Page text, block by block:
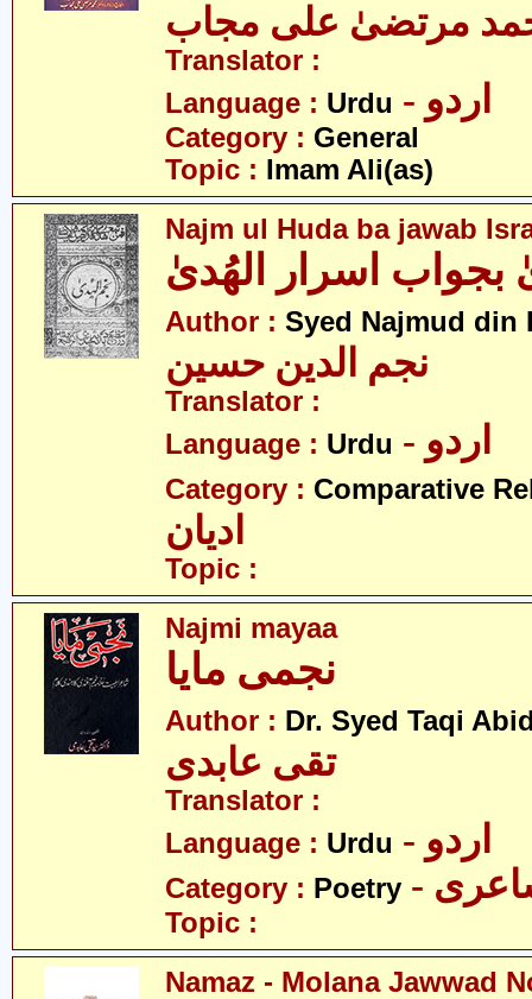
مرتضیٰ علی مجاب
Translator :
Language : Urdu - اردو
Category : General
Topic : Imam Ali(as)
Najm ul Huda ba jawab
بجواب اسرار الھُدیٰ
Author : Syed Najmud din
نجم الدین حسین
Translator :
Language : Urdu - اردو
Category : Comparative
ادیان
Topic :
Najmi mayaa
نجمی مایا
Author : Dr. Syed Taqi
تقی عابدی
Translator :
Language : Urdu - اردو
Category : Poetry
Topic :
Namaz - Molana Jawwad